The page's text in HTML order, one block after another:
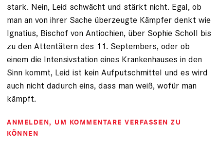
stark. Nein, Leid schwächt und stärkt nicht. Egal, ob
man an von ihrer Sache überzeugte Kämpfer denkt wie
Ignatius, Bischof von Antiochien, über Sophie Scholl bis
zu den Attentätern des 11. Septembers, oder ob
einem die Intensivstation eines Krankenhauses in den
Sinn kommt, Leid ist kein Aufputschmittel und es wird
auch nicht dadurch eins, dass man weiß, wofür man
kämpft.
ANMELDEN, UM KOMMENTARE VERFASSEN ZU
KÖNNEN